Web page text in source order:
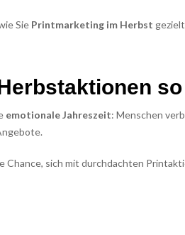
Sie Printmarketing im Herbst
emotionale Jahreszeit: Menschen
Chance, sich mit durchdachten